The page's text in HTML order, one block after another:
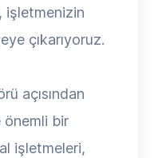
işletmenizin
çıkarıyoruz.
açısından
önemli bir
işletmeleri,